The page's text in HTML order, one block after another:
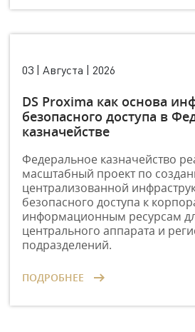
03 | Августа | 2026
DS Proxima как основа
безопасного доступа в
казначействе
Федеральное казначейство
масштабный проект по
централизованной
безопасного доступа к
информационным ресурсам
центрального аппарата и
подразделений.
ПОДРОБНЕЕ